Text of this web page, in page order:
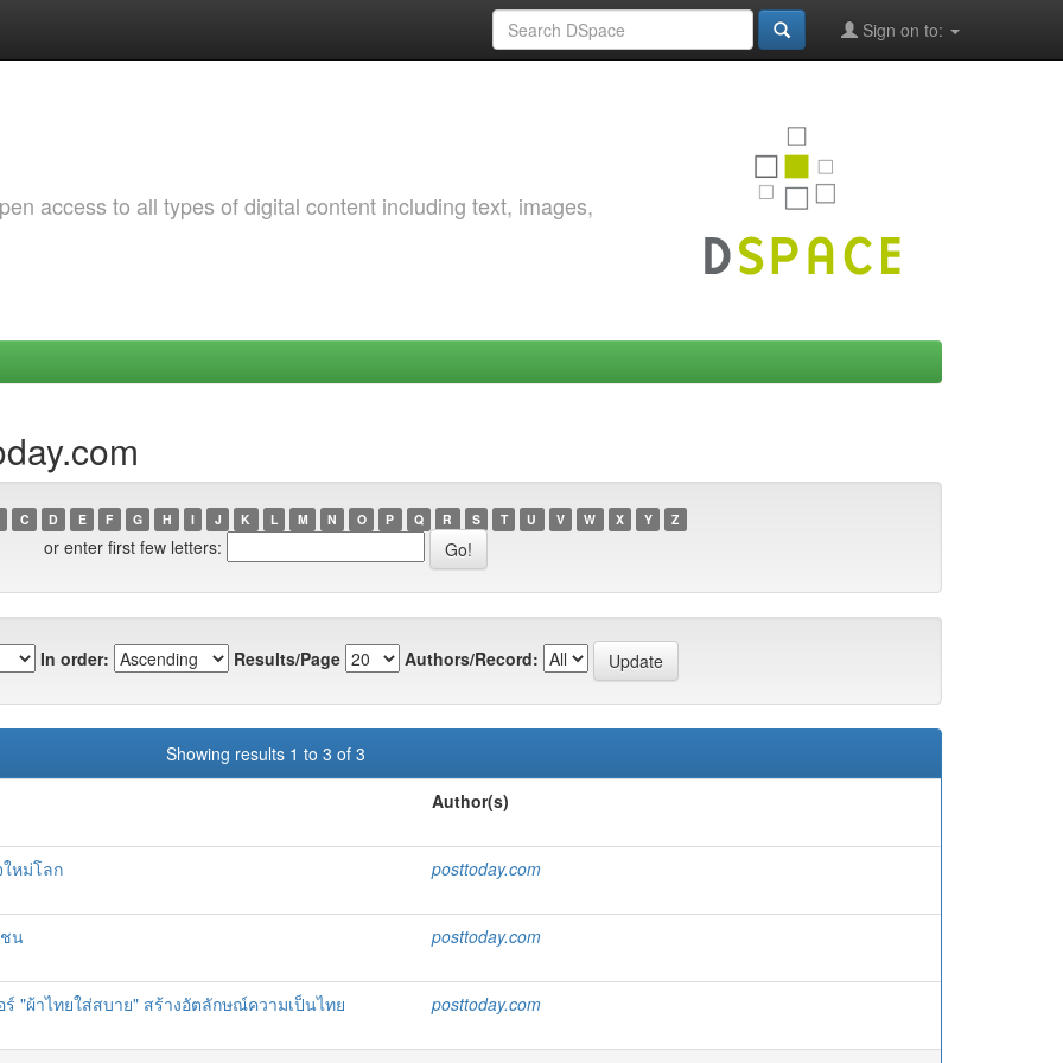
Sign on to:
access to all types of digital content including text, images,
C D E F G H I J K L M N O P Q R S T U V W X Y Z
or enter first few letters:
In order: Results/Page Authors/Record:
Showing results 1 to 3 of 3
Author(s)
หม่โลก posttoday.com
น posttoday.com
"ผ้าไทยใส่สบาย" สร้างอัตลักษณ์ความเป็นไทย posttoday.com